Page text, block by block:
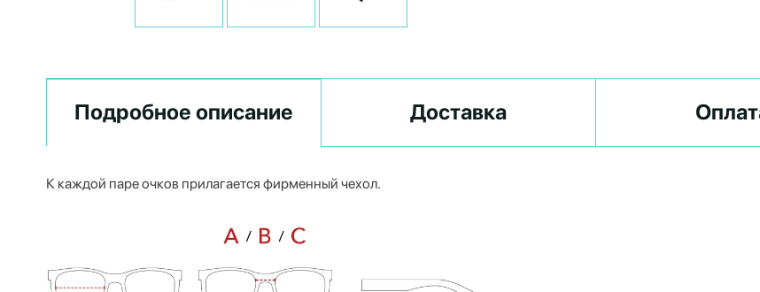
Подробное описание Доставка
К каждой паре очков прилагается фирменный чехол.